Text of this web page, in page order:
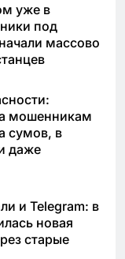
уже в
под
массово
мошенникам
сумов, в
даже
и Telegram: в
новая
старые